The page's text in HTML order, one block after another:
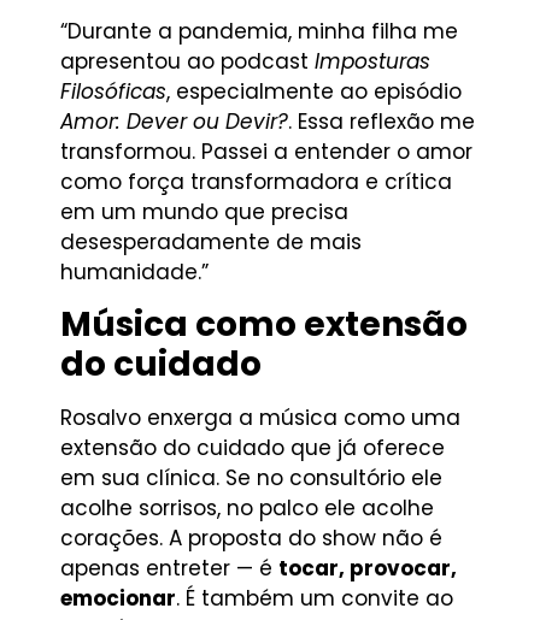
“Durante a pandemia, minha filha me
apresentou ao podcast Imposturas
Filosóficas, especialmente ao episódio
Amor: Dever ou Devir?. Essa reflexão me
transformou. Passei a entender o amor
como força transformadora e crítica
em um mundo que precisa
desesperadamente de mais
humanidade.”
Música como extensão
do cuidado
Rosalvo enxerga a música como uma
extensão do cuidado que já oferece
em sua clínica. Se no consultório ele
acolhe sorrisos, no palco ele acolhe
corações. A proposta do show não é
apenas entreter — é tocar, provocar,
emocionar. É também um convite ao